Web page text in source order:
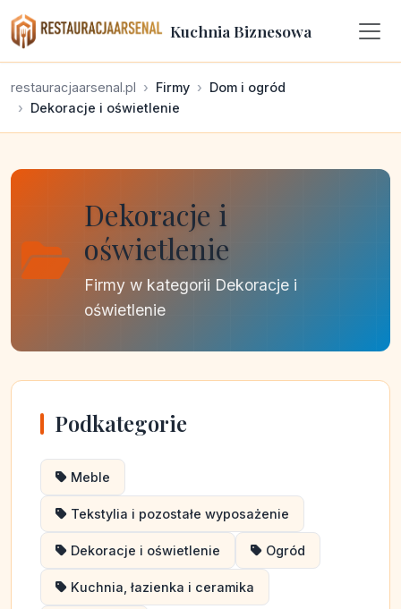
Kuchnia Biznesowa
restauracjaarsenal.pl Firmy
Dom i ogród
Dekoracje i oświetlenie
Dekoracje i
oświetlenie
Firmy w kategorii Dekoracje i
oświetlenie
Podkategorie
Meble
Tekstylia i pozostałe wyposażenie
Dekoracje i oświetlenie Ogród
Kuchnia, łazienka i ceramika